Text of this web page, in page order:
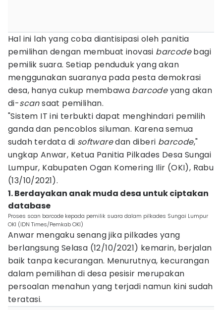
Hal ini lah yang coba diantisipasi oleh panitia
pemilihan dengan membuat inovasi barcodebagi
pemilik suara. Setiap penduduk yang akan
menggunakan suaranya pada pesta demokrasi
desa, hanya cukup membawa barcodeyang akan
di-scansaat pemilihan.
"Sistem IT ini terbukti dapat menghindari pemilih
ganda dan pencoblos siluman. Karena semua
sudah terdata di softwaredan diberi barcode,"
ungkap Anwar, Ketua Panitia Pilkades Desa Sungai
Lumpur, Kabupaten Ogan Komering Ilir (OKI), Rabu
(13/10/2021).
1. Berdayakan anak muda desa untuk ciptakan
database
Proses scan barcode kepada pemilik suara dalam pilkades Sungai Lumpur
OKI (IDN Times/Pemkab OKI)
Anwar mengaku senang jika pilkades yang
berlangsung Selasa (12/10/2021) kemarin, berjalan
baik tanpa kecurangan. Menurutnya, kecurangan
dalam pemilihan di desa pesisir merupakan
persoalan menahun yang terjadi namun kini sudah
teratasi.